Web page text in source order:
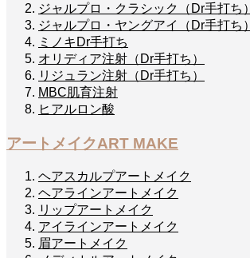
ジャルプロ・クラシック（Dr手打ち）
ジャルプロ・ヤングアイ（Dr手打ち）
ミノキDr手打ち
オリディア注射（Dr手打ち）
リジュラン注射（Dr手打ち）
MBC肌育注射
ヒアルロン酸
アートメイクART MAKE
ヘアスカルプアートメイク
ヘアラインアートメイク
リップアートメイク
アイラインアートメイク
眉アートメイク